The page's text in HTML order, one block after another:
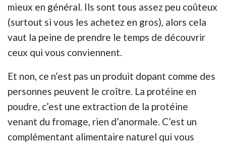
mieux en général. Ils sont tous assez peu coûteux
(surtout si vous les achetez en gros), alors cela
vaut la peine de prendre le temps de découvrir
ceux qui vous conviennent.
Et non, ce n’est pas un produit dopant comme des
personnes peuvent le croître. La protéine en
poudre, c’est une extraction de la protéine
venant du fromage, rien d’anormale. C’est un
complémentant alimentaire naturel qui vous